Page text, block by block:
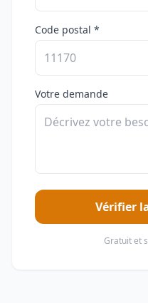
Code postal *
Votre demande
Vérifier
Gratuit et